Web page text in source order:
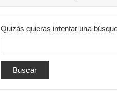
Quizás quieras intentar una